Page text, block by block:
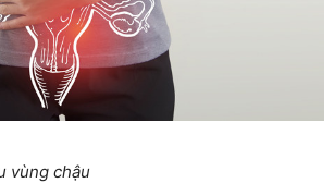
vùng chậu